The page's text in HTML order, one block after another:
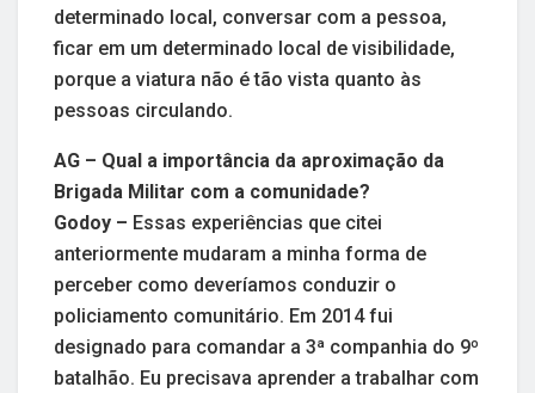
determinado local, conversar com a pessoa,
ficar em um determinado local de visibilidade,
porque a viatura não é tão vista quanto às
pessoas circulando.
AG – Qual a importância da aproximação da
Brigada Militar com a comunidade?
Godoy – Essas experiências que citei
anteriormente mudaram a minha forma de
perceber como deveríamos conduzir o
policiamento comunitário. Em 2014 fui
designado para comandar a 3ª companhia do 9º
batalhão. Eu precisava aprender a trabalhar com